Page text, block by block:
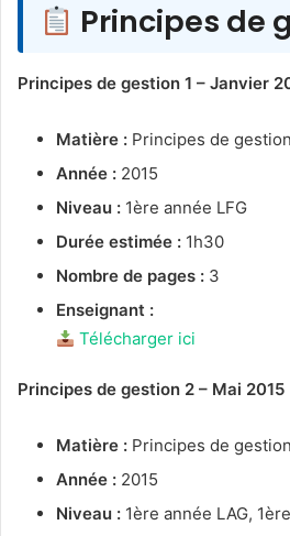
Principes de
Principes de gestion 1 – Janvier
Matière : Principes de
Année : 2015
Niveau : 1ère année LFG
Durée estimée : 1h30
Nombre de pages : 3
Enseignant :
Télécharger ici
Principes de gestion 2 – Mai 2015
Matière : Principes de
Année : 2015
Niveau : 1ère année LAG,